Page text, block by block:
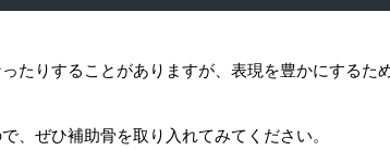
たりすることがありますが、表現を豊かにするた
、ぜひ補助骨を取り入れてみてください。